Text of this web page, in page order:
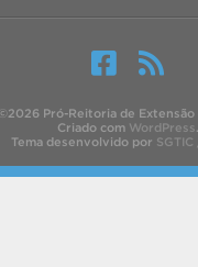
©2026 Pró-Reitoria de Extensão
Criado com WordPress.
Tema desenvolvido por